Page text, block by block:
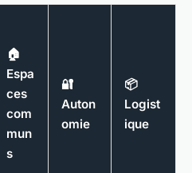
🏠
Espa
ces
com
mun
s
🔐
Auton
omie
📦
Logist
ique